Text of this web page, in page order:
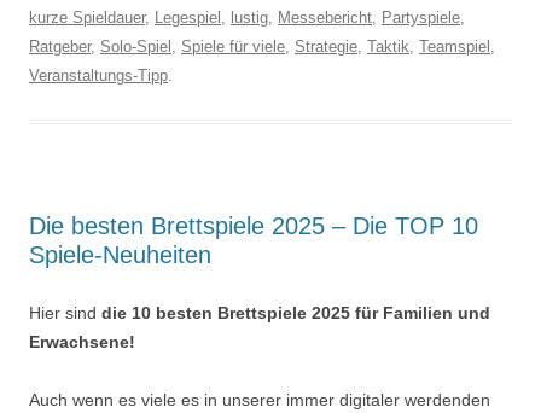
kurze Spieldauer, Legespiel , lustig, Messebericht, Partyspiele,
Ratgeber, Solo-Spiel , Spiele für viele, Strategie, Taktik, Teamspiel ,
Veranstaltungs-Tipp.
Die besten Brettspiele 2025 – Die TOP 10
Spiele-Neuheiten
Hier sind die 10 besten Brettspiele 2025 für Familien und
Erwachsene!
Auch wenn es viele es in unserer immer digitaler werdenden